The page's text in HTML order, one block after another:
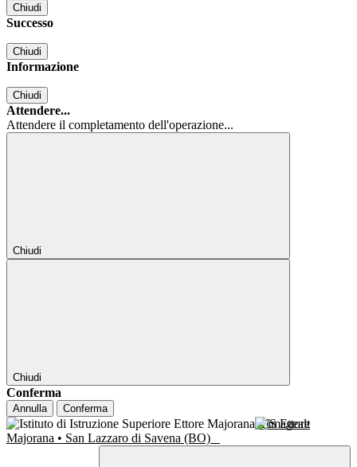
Chiudi
Successo
Chiudi
Informazione
Chiudi
Attendere...
Attendere il completamento dell'operazione...
Chiudi
Chiudi
Conferma
Annulla Conferma
IIS Ettore
Majorana • San Lazzaro di Savena (BO)